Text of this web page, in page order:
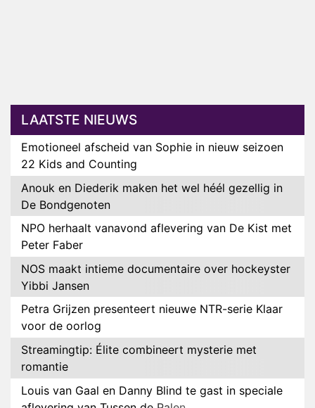
LAATSTE NIEUWS
Emotioneel afscheid van Sophie in nieuw seizoen
22 Kids and Counting
Anouk en Diederik maken het wel héél gezellig in
De Bondgenoten
NPO herhaalt vanavond aflevering van De Kist met
Peter Faber
NOS maakt intieme documentaire over hockeyster
Yibbi Jansen
Petra Grijzen presenteert nieuwe NTR-serie Klaar
voor de oorlog
Streamingtip: Élite combineert mysterie met
romantie
Louis van Gaal en Danny Blind te gast in speciale